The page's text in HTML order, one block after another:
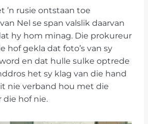
’n rusie ontstaan toe
Nel se span valslik daarvan
hy hom minag. Die prokureur
hof gekla dat foto’s van sy
en dat hulle sulke optrede
het sy klag van die hand
nie verband hou met die
die hof nie.